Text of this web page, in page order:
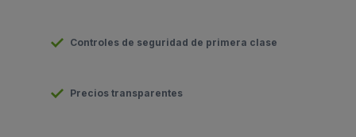
Controles de seguridad de primera clase
Precios transparentes